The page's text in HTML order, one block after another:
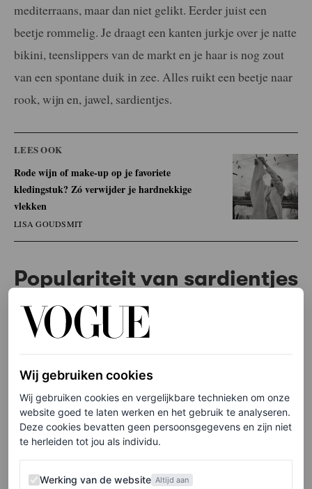
mediterraans, maar dan niet gelikt. Eerder juist een
beetje rommelig. Je draagt een kanten jurkje over je natte
bikini, teenslippers van de markt en je haar is nog zout
van een spontane duik in zee. Alles ruikt een beetje naar
rook, wijn en, jawel, sardientjes.
LEES OOK
Rode wijn of make-up op je favoriete
kledingstuk? Zó verwijder je hardnekkige
vlekken
LISA GOUDSMIT
Populariteit van sardientjes
Sardientjes hebben al even hun moment. Steeds vaker
staat een blik met de kleine visjes op menukaarten van
hippe wijnbars en ook op TikTok duiken recepten op. En
niet zonder reden. Sardines zitten boordevol goede
vetten, eiwitten en vitamines die goed zijn voor je huid,
haar, hersenen en humeur.
Maar daarnaast belichaamt het voedsel de trend perfect.
Het blikje vis is een soort bescheiden luxe met een retro
Wij gebruiken cookies
Wij gebruiken cookies en vergelijkbare technieken om onze
website goed te laten werken en het gebruik te analyseren.
Deze cookies bevatten geen persoonsgegevens en zijn niet
te herleiden tot jou als individu.
Werking van de website
Werking van de website Altijd aan